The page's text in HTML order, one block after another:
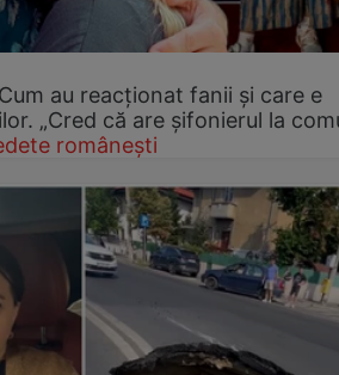
au reacționat fanii și care e
„Cred că are șifonierul la
românești